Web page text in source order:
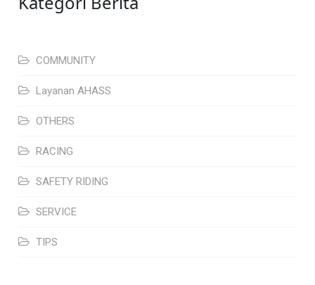
COMMUNITY
Layanan AHASS
OTHERS
RACING
SAFETY RIDING
SERVICE
TIPS